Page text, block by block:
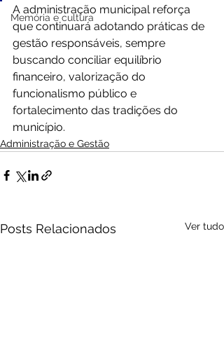
Memória e cultura
A administração municipal reforça
que continuará adotando práticas de
gestão responsáveis, sempre
buscando conciliar equilíbrio
financeiro, valorização do
funcionalismo público e
fortalecimento das tradições do
município.
Administração e Gestão
Posts Relacionados Ver tudo